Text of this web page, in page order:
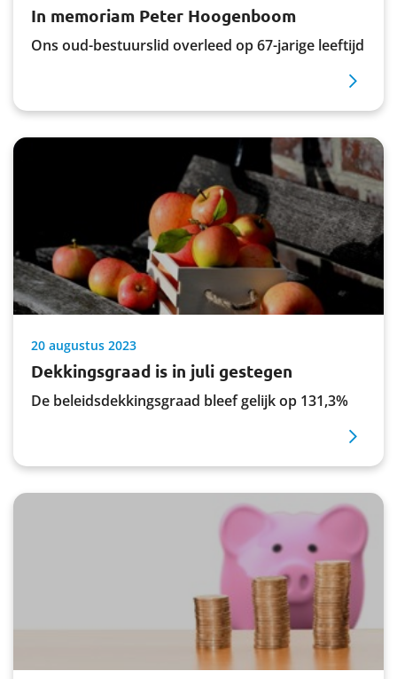
Contact
Over het pensioenfonds
Het nieuwe pensioen
Downloads
In memoriam Peter Hoogenboom
Ons oud-bestuurslid overleed op 67-jarige leeftijd
20 augustus 2023
Dekkingsgraad is in juli gestegen
De beleidsdekkingsgraad bleef gelijk op 131,3%